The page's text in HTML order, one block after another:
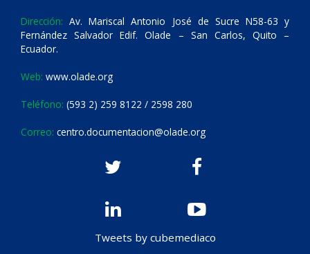
Dirección: Av. Mariscal Antonio José de Sucre N58-63 y
Fernández Salvador Edif. Olade – San Carlos, Quito –
Ecuador.
Web: www.olade.org
Teléfono: (593 2) 259 8122 / 2598 280
Correo: centro.documentacion@olade.org
Tweets by cubemediaco